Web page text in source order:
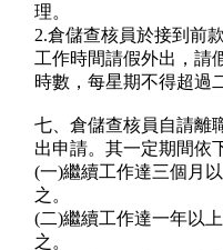
理。
2.倉儲查核員於接到前
工作時間請假外出，請
時數，每星期不得超過
七、倉儲查核員自請離
出申請。其一定期間依
(一)繼續工作達三個月
之。
(二)繼續工作達一年以
之。